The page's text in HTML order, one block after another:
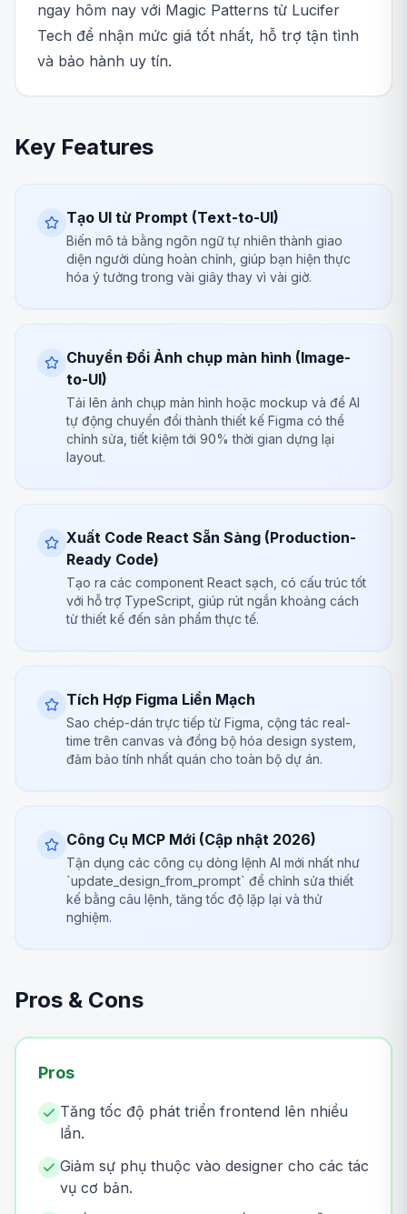
ngay hôm nay với Magic Patterns từ Lucifer
Tech để nhận mức giá tốt nhất, hỗ trợ tận tình
và bảo hành uy tín.
Key Features
Tạo UI từ Prompt (Text-to-UI)
Biến mô tả bằng ngôn ngữ tự nhiên thành giao
diện người dùng hoàn chỉnh, giúp bạn hiện thực
hóa ý tưởng trong vài giây thay vì vài giờ.
Chuyển Đổi Ảnh chụp màn hình (Image-
to-UI)
Tải lên ảnh chụp màn hình hoặc mockup và để AI
tự động chuyển đổi thành thiết kế Figma có thể
chỉnh sửa, tiết kiệm tới 90% thời gian dựng lại
layout.
Xuất Code React Sẵn Sàng (Production-
Ready Code)
Tạo ra các component React sạch, có cấu trúc tốt
với hỗ trợ TypeScript, giúp rút ngắn khoảng cách
từ thiết kế đến sản phẩm thực tế.
Tích Hợp Figma Liền Mạch
Sao chép-dán trực tiếp từ Figma, cộng tác real-
time trên canvas và đồng bộ hóa design system,
đảm bảo tính nhất quán cho toàn bộ dự án.
Công Cụ MCP Mới (Cập nhật 2026)
Tận dụng các công cụ dòng lệnh AI mới nhất như
`update_design_from_prompt` để chỉnh sửa thiết
kế bằng câu lệnh, tăng tốc độ lặp lại và thử
nghiệm.
Pros & Cons
Pros
Tăng tốc độ phát triển frontend lên nhiều
lần.
Giảm sự phụ thuộc vào designer cho các tác
vụ cơ bản.